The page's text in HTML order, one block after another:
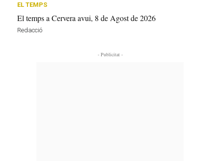
EL TEMPS
El temps a Cervera avui, 8 de Agost de 2026
Redacció
- Publicitat -